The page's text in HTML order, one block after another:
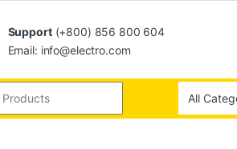
Support(+800) 856 800 604
Email: info@electro.com